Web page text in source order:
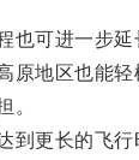
可进一步延
地区也能轻
。
更长的飞行